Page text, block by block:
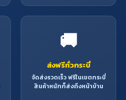
🚚
ส่งฟรีทั่วกระบี่
จัดส่งรวดเร็ว ฟรีในเขตกระบี่
สินค้าหนักก็ส่งถึงหน้าบ้าน